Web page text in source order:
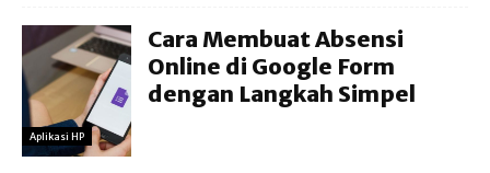
Aplikasi HP
Cara Membuat Absensi
Online di Google Form
dengan Langkah Simpel